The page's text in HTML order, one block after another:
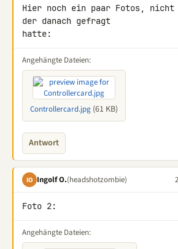
Hier noch ein paar Fotos,
der danach gefragt
hatte:
Angehängte Dateien:
Controllercard.jpg (61 KB)
Antwort
IO Ingolf O.(headshotzombie)
Foto 2:
Angehängte Dateien: